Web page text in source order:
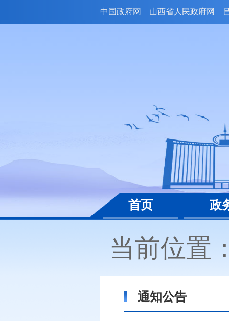
中国政府网 山西省人民政府网
首页 政
当前位置
通知公告